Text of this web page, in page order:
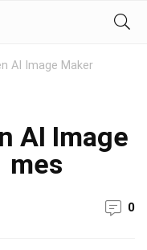
AI Image Maker
AI Image
mes
0